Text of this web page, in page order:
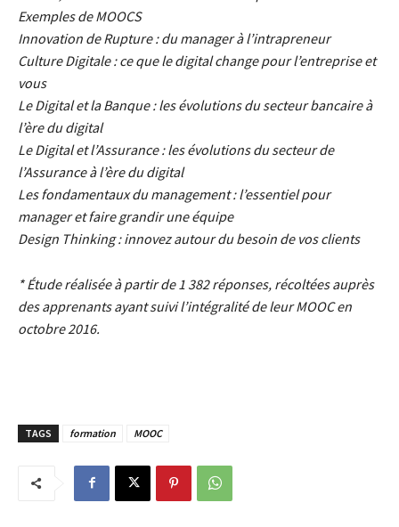
Exemples de MOOCS
Innovation de Rupture : du manager à l’intrapreneur
Culture Digitale : ce que le digital change pour l’entreprise et
vous
Le Digital et la Banque : les évolutions du secteur bancaire à
l’ère du digital
Le Digital et l’Assurance : les évolutions du secteur de
l’Assurance à l’ère du digital
Les fondamentaux du management : l’essentiel pour
manager et faire grandir une équipe
Design Thinking : innovez autour du besoin de vos clients
* Étude réalisée à partir de 1 382 réponses, récoltées auprès
des apprenants ayant suivi l’intégralité de leur MOOC en
octobre 2016.
TAGS formation MOOC